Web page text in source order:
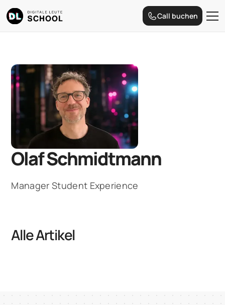
Call buchen
Olaf Schmidtmann
Manager Student Experience
Alle Artikel